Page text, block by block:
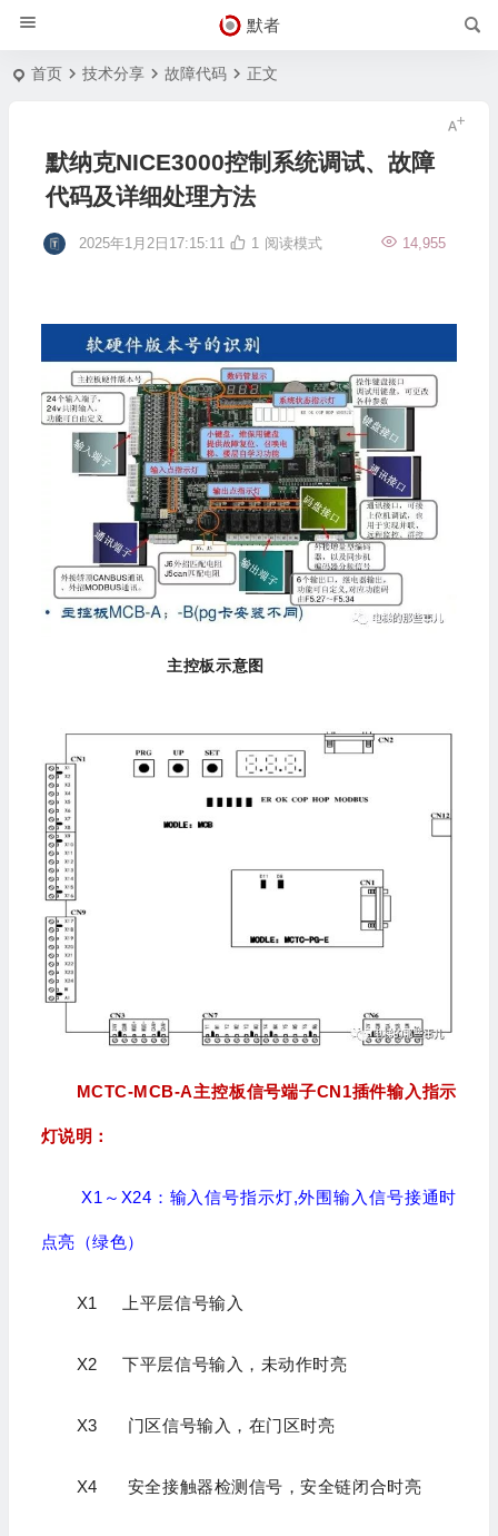
默者
首页 技术分享 故障代码 正文
默纳克NICE3000控制系统调试、故障
代码及详细处理方法
2025年1月2日17:15:11 14,955
1 阅读模式
主控板示意图
MCTC-MCB-A主控板信号端子CN1插件输入指示
灯说明：
X1～X24：输入信号指示灯,外围输入信号接通时
点亮（绿色）
X1 上平层信号输入
X2 下平层信号输入，未动作时亮
X3 门区信号输入，在门区时亮
X4 安全接触器检测信号，安全链闭合时亮